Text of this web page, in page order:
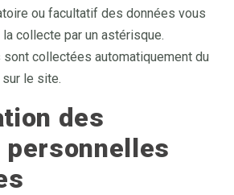
ou facultatif des données vous
collecte par un astérisque.
collectées automatiquement du
le site.
des
personnelles